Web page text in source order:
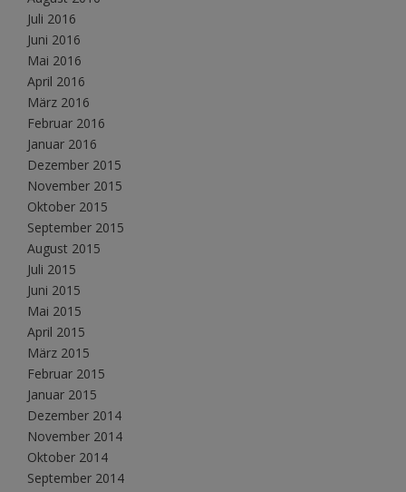
Juli 2016
Juni 2016
Mai 2016
April 2016
März 2016
Februar 2016
Januar 2016
Dezember 2015
November 2015
Oktober 2015
September 2015
August 2015
Juli 2015
Juni 2015
Mai 2015
April 2015
März 2015
Februar 2015
Januar 2015
Dezember 2014
November 2014
Oktober 2014
September 2014